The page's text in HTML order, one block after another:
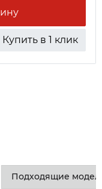
Купить в 1 клик
Подходящие